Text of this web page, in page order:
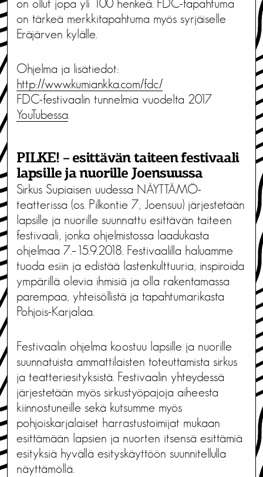
on ollut jopa yli 100 henkeä. FDC-tapahtuma
on tärkeä merkkitapahtuma myös syrjäiselle
Eräjärven kylälle.
Ohjelma ja lisätiedot:
http://www.kumiankka.com/fdc/
FDC-festivaalin tunnelmia vuodelta 2017
YouTubessa
PILKE! – esittävän taiteen festivaali
lapsille ja nuorille Joensuussa
Sirkus Supiaisen uudessa NÄYTTÄMÖ-
teatterissa (os. Pilkontie 7, Joensuu) järjestetään
lapsille ja nuorille suunnattu esittävän taiteen
festivaali, jonka ohjelmistossa laadukasta
ohjelmaa 7.–15.9.2018. Festivaalilla haluamme
tuoda esiin ja edistää lastenkulttuuria, inspiroida
ympärillä olevia ihmisiä ja olla rakentamassa
parempaa, yhteisöllistä ja tapahtumarikasta
Pohjois-Karjalaa.
Festivaalin ohjelma koostuu lapsille ja nuorille
suunnatuista ammattilaisten toteuttamista sirkus
ja teatteriesityksistä. Festivaalin yhteydessä
järjestetään myös sirkustyöpajoja aiheesta
kiinnostuneille sekä kutsumme myös
pohjoiskarjalaiset harrastustoimijat mukaan
esittämään lapsien ja nuorten itsensä esittämiä
esityksiä hyvällä esityskäyttöön suunnitellulla
näyttämöllä.